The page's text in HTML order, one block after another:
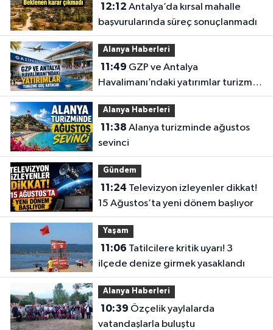
12:12
başvurularında süreç sonuçlanmadı
Alanya Haberleri
11:49
Havalimanı’ndaki yatırımlar turizme
güç katacak
Alanya Haberleri
11:38
sevinci
Gündem
11:24
15 Ağustos’ta yeni dönem başlıyor
Yaşam
11:06
ilçede denize girmek yasaklandı
Alanya Haberleri
10:39
vatandaşlarla buluştu